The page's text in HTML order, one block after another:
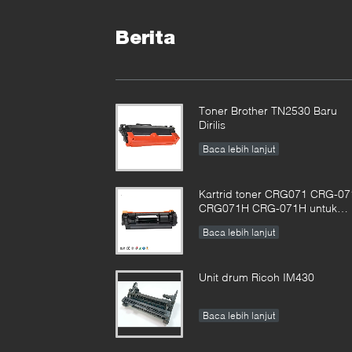
Berita
Toner Brother TN2530 Baru
Dirilis
Baca lebih lanjut
Kartrid toner CRG071 CRG-
CRG071H CRG-071H untuk
MF272 MF273 MF275
Baca lebih lanjut
Unit drum Ricoh IM430
Baca lebih lanjut